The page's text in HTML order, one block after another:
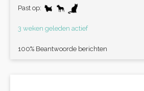
Past op:
3 weken geleden actief
100% Beantwoorde berichten